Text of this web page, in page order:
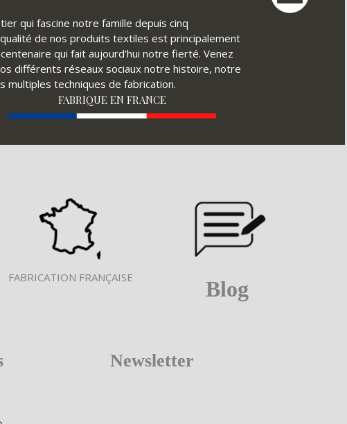
qui fascine notre famille depuis cinq
de nos produits textiles est principalement
qui fait aujourd'hui notre fierté. Venez
différents réseaux sociaux notre histoire, notre
multiples techniques de fabrication.
FABRIQUE EN FRANCE
FABRICATION FRANÇAISE Blog
Newsletter